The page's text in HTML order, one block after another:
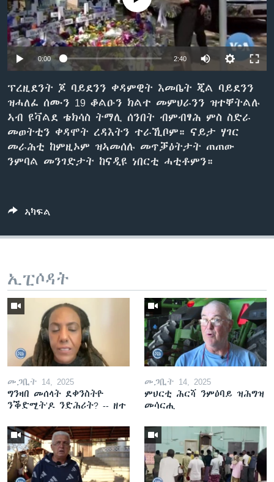
ቂሔ ጽልሚ
ቋንቋታት
0:00 2:40
ፕረዚደንት ጆ ባይደንን ቀዳምዊት እመቤት ጂል ባይደንን
ዝሓለፈ ሰሙን 19 ቆልዑን ክልተ መምህራንን ዝተቐትልሉ
ኣብ ዩቫልደ ቴክሳስ ትማሊ ሰንበት ብምብፃሕ ምስ ስድራ
መወትቲን ቀዳሞት ረዳእትን ተራኺቦም። ናይታ ሃገር
መራሕቲ ከምዚኦም ዝኣመሰሉ መጥቓዕትታት ጠጠው
ንምባል መንገድታት ከናዲዩ ነበርቲ ሓቲቶምን።
ኣካፍል
ኢፒሶዳት
መጋቢት 14, 2025
ግንዛበ መሰላት ደቀንስትዮ
ንቕድሚት'ዶ ንድሕሪት? -- ዘተ
መጋቢት 14, 2025
ምህርቲ ሕርሻ ንምዕባይ ዝሕግዝ
መሳርሒ